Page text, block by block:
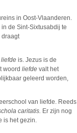
in Oost-Vlaanderen.
de Sint-Sixtusabdij te
draagt
liefde is. Jezus is de
woord liefde valt het
geleerd worden,
van liefde. Reeds
caritatis. Er zijn nog
is het gezin.